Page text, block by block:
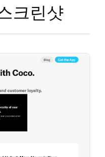
크린샷